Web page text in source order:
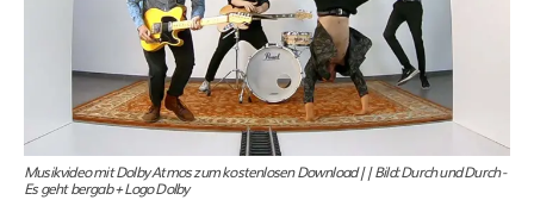
Musikvideo mit Dolby Atmos zum kostenlosen Download || Bild: Durch und Durch -
Es geht bergab + Logo Dolby